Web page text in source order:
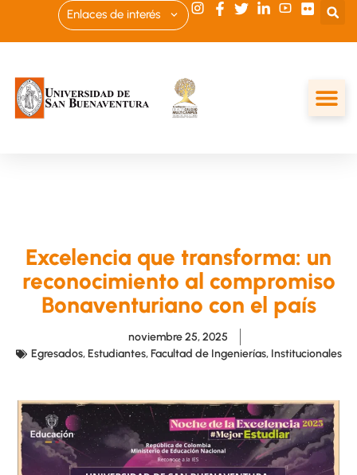
Enlaces de interés
Excelencia que transforma: un
reconocimiento al compromiso
Bonaventuriano con el país
noviembre 25, 2025
Egresados,Estudiantes,Facultad de Ingenierías, Institucionales